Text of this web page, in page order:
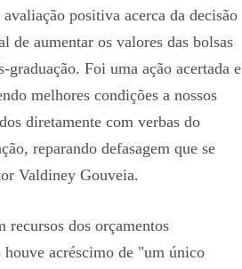
positiva acerca da decisão
de aumentar os valores das bolsas
graduação. Foi uma ação acertada e
melhores condições a nossos
diretamente com verbas do
reparando defasagem que se
Valdiney Gouveia.
recursos dos orçamentos
acréscimo de "um único